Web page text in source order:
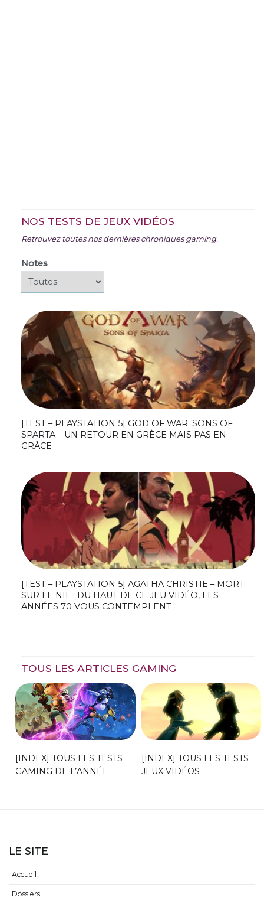
NOS TESTS DE JEUX VIDÉOS
Retrouvez toutes nos dernières chroniques gaming.
Notes
[TEST – PLAYSTATION 5] GOD OF WAR: SONS OF
SPARTA – UN RETOUR EN GRÈCE MAIS PAS EN
GRÂCE
[TEST – PLAYSTATION 5] AGATHA CHRISTIE – MORT
SUR LE NIL : DU HAUT DE CE JEU VIDÉO, LES
ANNÉES 70 VOUS CONTEMPLENT
TOUS LES ARTICLES GAMING
[INDEX] TOUS LES TESTS
GAMING DE L’ANNÉE
[INDEX] TOUS LES TESTS
JEUX VIDÉOS
LE SITE
Accueil
Dossiers